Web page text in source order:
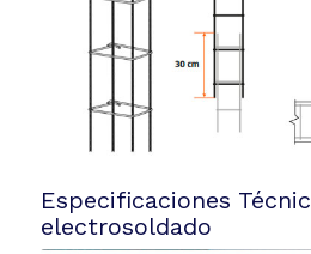
Especificaciones
electrosoldado